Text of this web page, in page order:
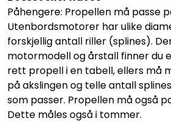
Påhengere: Propellen må passe
Utenbordsmotorer har ulike
forskjellig antall riller (splines).
motormodell og årstall finner du
rett propell i en tabell, ellers må
på akslingen og telle antall
som passer. Propellen må også
Dette måles også i tommer.